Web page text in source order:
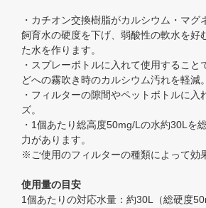
・カチオン交換樹脂がカルシウム・マグ
飼育水の硬度を下げ、弱酸性の軟水を好
た水を作ります。
・スプレーボトルに入れて使用すること
どへの霧吹き時のカルシウム汚れを軽減。
・フィルターの隙間やペットボトルに入
ズ。
・1個あたり総高度50mg/Lの水約30Lを
力があります。
※ご使用のフィルターの種類によって効
使用量の目安
1個あたりの対応水量：約30L（総硬度